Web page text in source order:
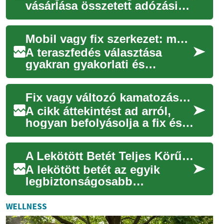
vásárlása összetett adózási
és jogi kérdéseket vet fel:
nem csupán az ár és
finanszírozás s...
Mobil vagy fix szerkezet: melyik illik kertjéhez?
A teraszfedés választása
gyakran gyakorlati és
esztétikai kérdés egyszerre.
Cikkünk áttekinti a mobil és a
fix szerke...
Fix vagy változó kamatozás: hatások a havi költségre
A cikk áttekintést ad arról,
hogyan befolyásolja a fix és a
változó kamatozás a havi
törlesztőrészletet
autóvásárlásk...
A Lekötött Betét Teljes Körű Útmutatója: Amit Tudnia Kell a Biztonságos Megtakarításról
A lekötött betét az egyik
legbiztonságosabb
megtakarítási forma, amely
garantált hozamot kínál egy
előre meghatározot...
WELLNESS